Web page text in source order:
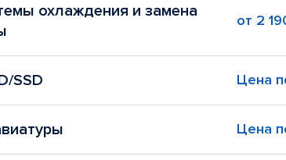
охлаждения и замена
от 2
SSD Цена
Цена